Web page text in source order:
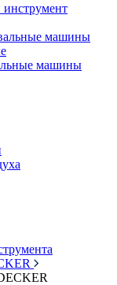
машины
машины